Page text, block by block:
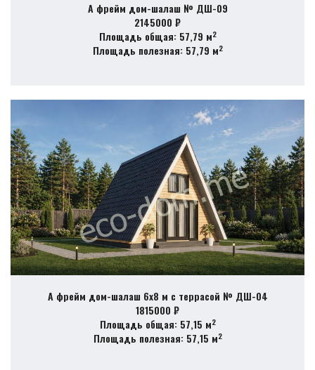
А фрейм дом-шалаш № ДШ-09
2145000 ₽
Площадь общая: 57,79 м2
Площадь полезная: 57,79 м2
А фрейм дом-шалаш 6х8 м с террасой № ДШ-04
1815000 ₽
Площадь общая: 57,15 м2
Площадь полезная: 57,15 м2